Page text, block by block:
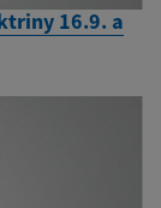
16.9. a